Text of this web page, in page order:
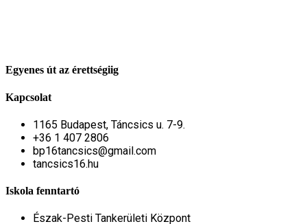
Egyenes út az érettségiig
Kapcsolat
1165 Budapest, Táncsics u. 7-9.
+36 1 407 2806
bp16tancsics@gmail.com
tancsics16.hu
Iskola fenntartó
Észak-Pesti Tankerületi Központ